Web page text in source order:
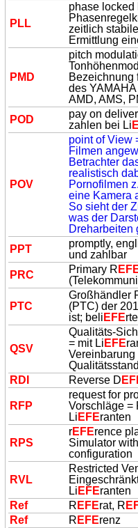
PLL
phase
zeitlich
Ermittlung
PMD
pitch
Bezeichnung
des
AMD, AMS,
POD
pay on
zahlen bei Li
POV
point of View
Filmen
Betrachter
realistisch
Pornofilmen
eine Kamera
So sieht der
was der
Dreharbeiten
PPT promptly,
und zahlbar
PRC Primary R
PTC
Großhändler
(PTC) der
ist; beli EFE
QSV
Qualitäts-
= mit Li EFE
RDI Reverse D
RFP
request for
Vorschläge =
Li EFEranten
RPS
rEFErence
Simulator
configuration
RVL
Restricted
Li EFEranten
Ref
R EFErat, R
Ref
R EFErenz